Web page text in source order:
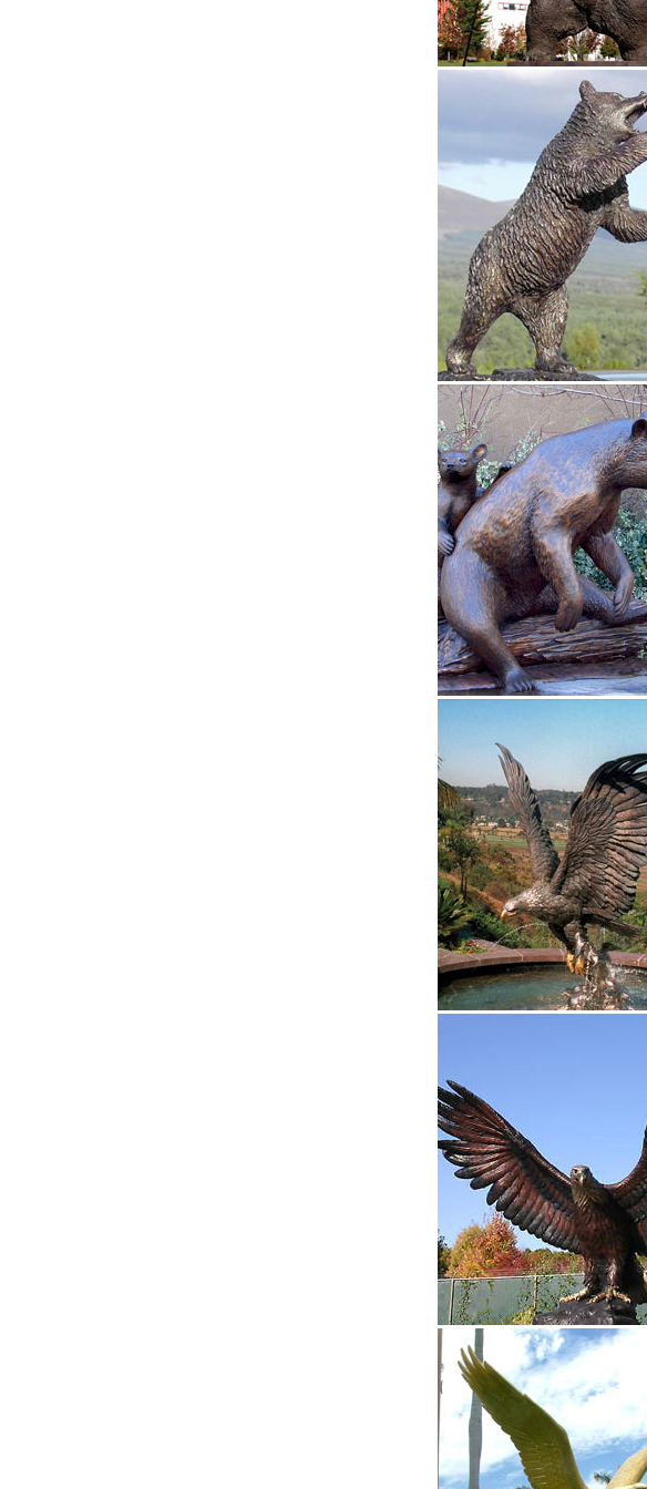
Шедевры класса
о товаре друзьям.
Статуэтки собак – купить в
PSYCHEDELYC ДЕТИ
собак. При заказе от 4990
Купить Фигурки
Интернет-магазин SIMA-
производителя с
2026.
Год собаки фарфор и
Купить. JP-45/17
790руб. | Нет в наличии.
Статуэтки из серебра,
Символ 2018 года: Собака.
Совы.Уникальные
фигурки животных Saturno
Год Собаки: сувениры и
Cувениры и фигурки
магазине вам обязательно
плавное движение
Сувениры с собаками в
Сувениры с собаками в
сахаром" 7с.
Статуэтки собак в
Собака – символ 2018.
Собаки <- Животные <-
Вы решили купить
подарок.Не важно,кто
наши.
Статуэтки собак, Фигурки
Главная » Предметы
Вип класса. Широки выбор
статуэтки собак –
Фарфоровые статуэтки
10 000 руб.
символ года Собака
символ года Собака
класс). Стиль Классика.
Купить фигурки Собак –
Статуэтка "Собачка на